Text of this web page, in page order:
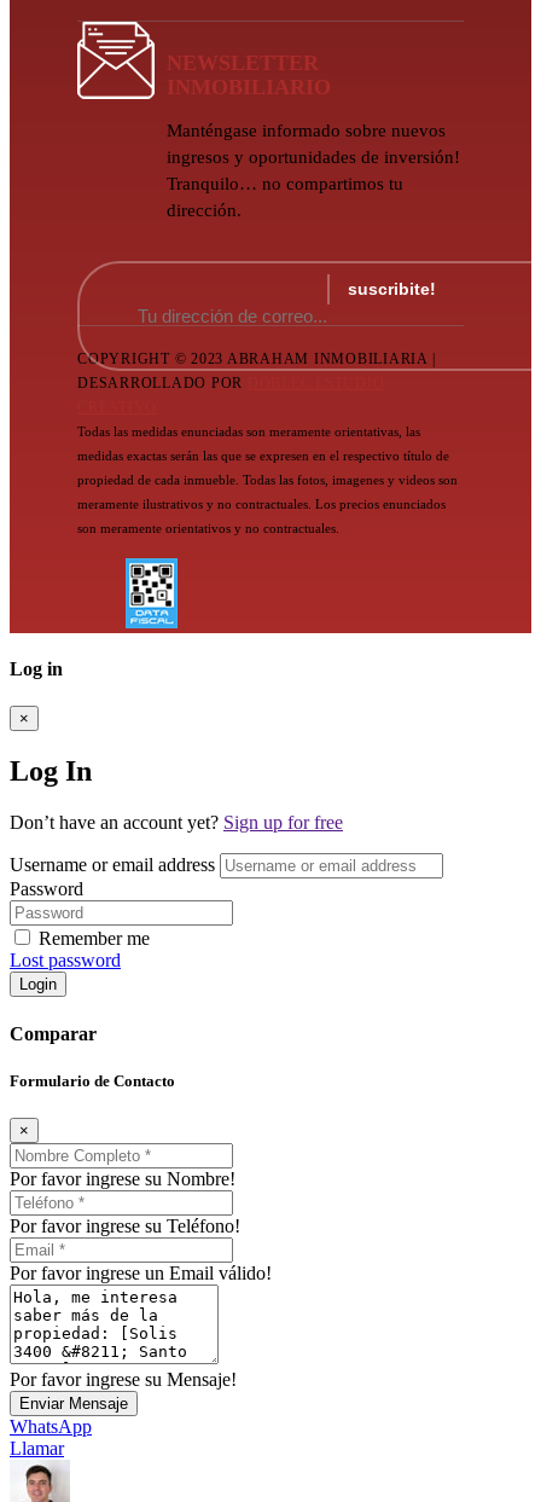
NEWSLETTER
INMOBILIARIO
Manténgase informado sobre nuevos
ingresos y oportunidades de inversión!
Tranquilo… no compartimos tu
dirección.
COPYRIGHT © 2023 ABRAHAM INMOBILIARIA |
DESARROLLADO POR
Todas las medidas enunciadas son meramente orientativas, las
medidas exactas serán las que se expresen en el respectivo título de
propiedad de cada inmueble. Todas las fotos, imagenes y videos son
meramente ilustrativos y no contractuales. Los precios enunciados
son meramente orientativos y no contractuales.
Log in
×
Log In
Don’t have an account yet? Sign up for free
Username or email address
Password
Remember me
Lost password
Login
Comparar
Formulario de Contacto
×
Por favor ingrese su Nombre!
Por favor ingrese su Teléfono!
Por favor ingrese un Email válido!
Por favor ingrese su Mensaje!
Enviar Mensaje
WhatsApp
Llamar